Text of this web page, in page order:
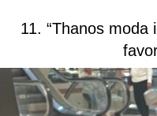
11. “Thanos moda